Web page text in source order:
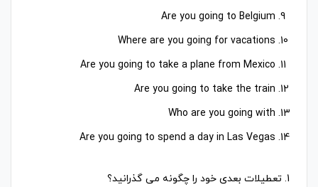
Are you going to Belgium
Where are you going for vacations
Are you going to take a plane from Mexico
Are you going to take the train
Who are you going with
Are you going to spend a day in Las Vegas
1. تعطیلات بعدی خود را چگونه می گذرانید؟